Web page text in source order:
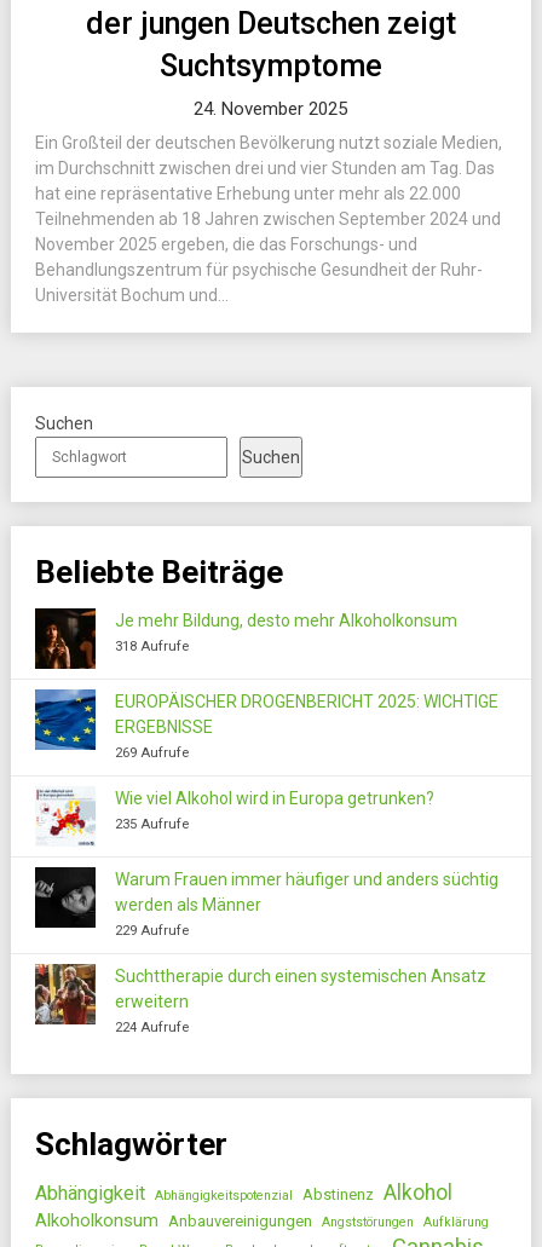
der jungen Deutschen zeigt
Suchtsymptome
24. November 2025
Ein Großteil der deutschen Bevölkerung nutzt soziale Medien,
im Durchschnitt zwischen drei und vier Stunden am Tag. Das
hat eine repräsentative Erhebung unter mehr als 22.000
Teilnehmenden ab 18 Jahren zwischen September 2024 und
November 2025 ergeben, die das Forschungs- und
Behandlungszentrum für psychische Gesundheit der Ruhr-
Universität Bochum und...
Suchen
Suchen
Beliebte Beiträge
Je mehr Bildung, desto mehr Alkoholkonsum
318 Aufrufe
EUROPÄISCHER DROGENBERICHT 2025: WICHTIGE
ERGEBNISSE
269 Aufrufe
Wie viel Alkohol wird in Europa getrunken?
235 Aufrufe
Warum Frauen immer häufiger und anders süchtig
werden als Männer
229 Aufrufe
Suchttherapie durch einen systemischen Ansatz
erweitern
224 Aufrufe
Schlagwörter
Abhängigkeit Abhängigkeitspotenzial Abstinenz Alkohol
Alkoholkonsum Anbauvereinigungen Angststörungen
Aufklärung